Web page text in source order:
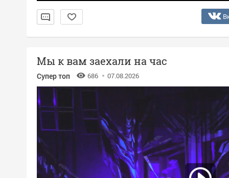
Мы к вам заехали на час
Супер топ 686 07.08.2026